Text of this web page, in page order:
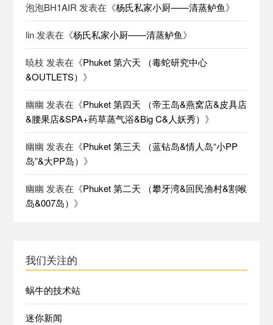
泡泡BH1AIR 发表在《杨氏私家小厨——清蒸鲈鱼》
lin发表在《杨氏私家小厨——清蒸鲈鱼》
暁枝 发表在《Phuket 第六天 （毒蛇研究中心
&OUTLETS） 》
幽幽 发表在《Phuket 第四天 （帝王岛&燕窝店&皮具店
&腰果店&SPA+药草蒸气浴&Big C&人妖秀） 》
幽幽 发表在《Phuket 第三天 （蓝钻岛&情人岛“小PP
岛”&大PP岛） 》
幽幽 发表在《Phuket 第二天 （攀牙湾&回民渔村&割喉
岛&007岛） 》
我们关注的
蜗牛的技术站
迷你新闻